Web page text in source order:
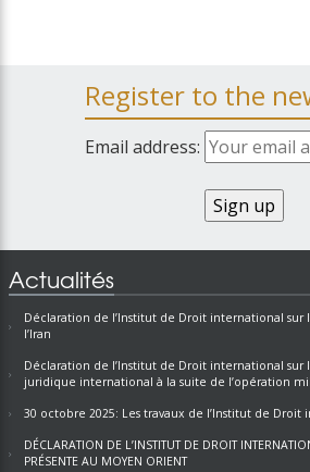
Register to the
Email address:
Actualités
Déclaration de l’Institut de Droit international
l’Iran
Déclaration de l’Institut de Droit international sur
juridique international à la suite de l’opération
30 octobre 2025: Les travaux de l’Institut de Droit
DÉCLARATION DE L’INSTITUT DE DROIT
PRÉSENTE AU MOYEN ORIENT